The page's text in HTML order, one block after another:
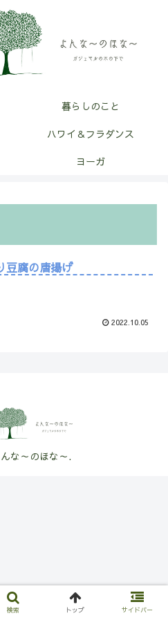
暮らしのこと
ハワイ＆フラダンス
ヨーガ
豆腐の唐揚げ
2022.10.05
な～のほな～.
検索 トップ サイドバー